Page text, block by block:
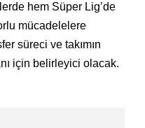
hem Süper Lig’de
mücadelelere
süreci ve takımın
için belirleyici olacak.